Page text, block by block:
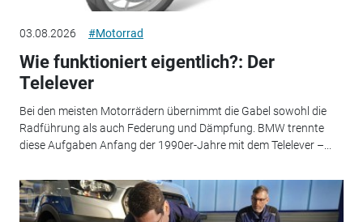
03.08.2026 #Motorrad
Wie funktioniert eigentlich?: Der
Telelever
Bei den meisten Motorrädern übernimmt die Gabel sowohl die
Radführung als auch Federung und Dämpfung. BMW trennte
diese Aufgaben Anfang der 1990er-Jahre mit dem Telelever –...